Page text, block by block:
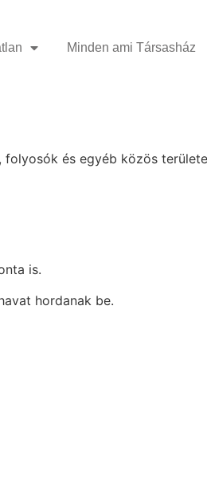
Minden ami Társasház
folyosók és egyéb közös
is.
hordanak be.